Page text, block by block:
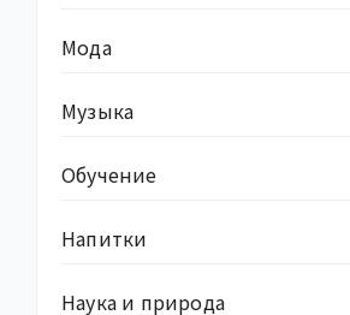
Мода
Музыка
Обучение
Напитки
Наука и природа